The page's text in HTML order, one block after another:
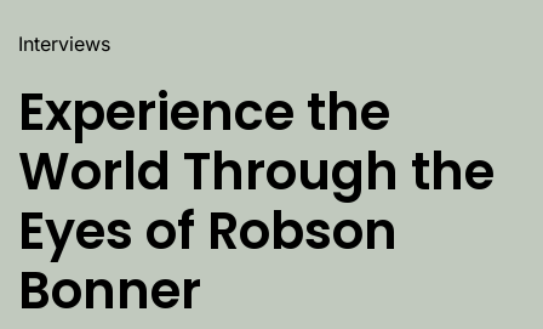
Interviews
Experience the
World Through the
Eyes of Robson
Bonner